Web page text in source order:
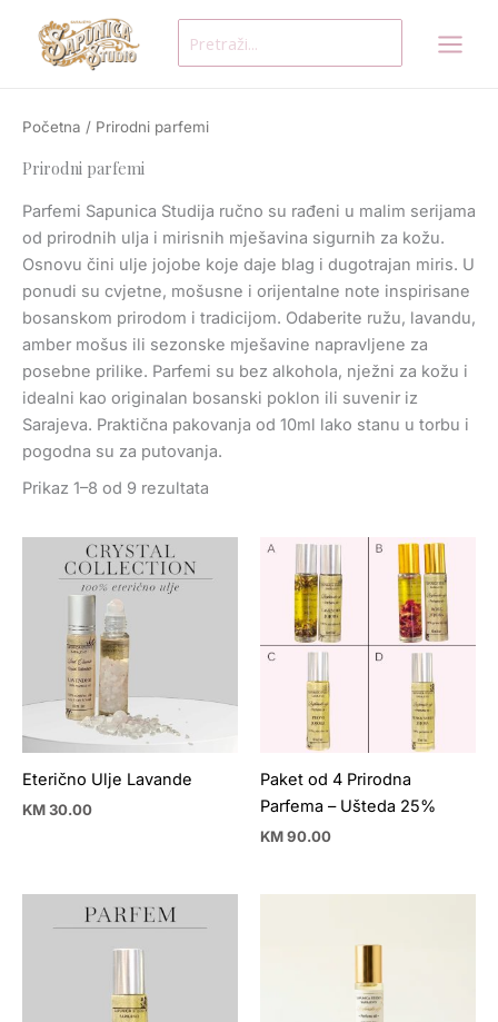
content
for:
Početna / Prirodni parfemi
Prirodni parfemi
Parfemi Sapunica Studija ručno su rađeni u malim serijama
od prirodnih ulja i mirisnih mješavina sigurnih za kožu.
Osnovu čini ulje jojobe koje daje blag i dugotrajan miris. U
ponudi su cvjetne, mošusne i orijentalne note inspirisane
bosanskom prirodom i tradicijom. Odaberite ružu, lavandu,
amber mošus ili sezonske mješavine napravljene za
posebne prilike. Parfemi su bez alkohola, nježni za kožu i
idealni kao originalan bosanski poklon ili suvenir iz
Sarajeva. Praktična pakovanja od 10ml lako stanu u torbu i
pogodna su za putovanja.
Prikaz 1–8 od 9 rezultata
Eterično Ulje Lavande
KM30.00
Paket od 4 Prirodna
Parfema – Ušteda 25%
KM90.00